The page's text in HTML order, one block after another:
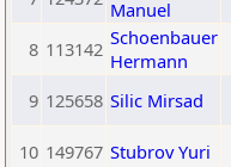
Manuel
8 113142 Schoenbauer
Hermann
9 125658 Silic Mirsad
10 149767 Stubrov Yuri